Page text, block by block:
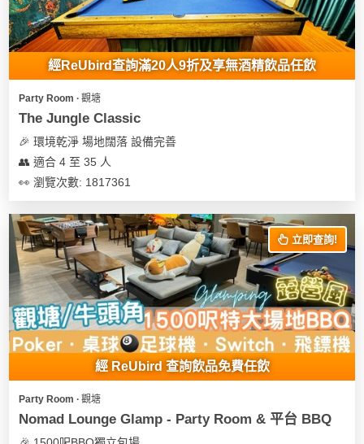
經ReUbird查詢滿20人9折及享無酒精飲品任飲
Party Room ∙ 觀塘
The Jungle Classic
🎉 環境乾淨 場地闊落 設備完善
👥 適合 4 至 35 人
👀 瀏覽次數: 1817361
立即查詢!
經 ReUbird 查詢飲品免費任飲
Party Room ∙ 觀塘
Nomad Lounge Glamp - Party Room & 平台 BBQ